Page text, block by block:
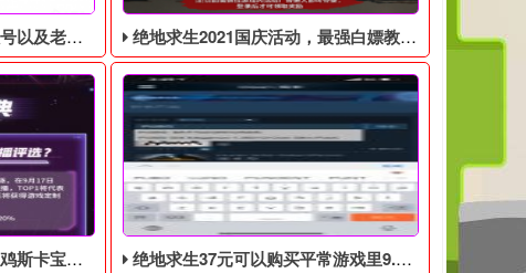
常见问题解答 绝地求生2021国庆活动，最强白嫖教程，最好用的活动攻略
17日至10月17日开始 绝地求生37元可以购买平常游戏里9.9美元的DLC礼包